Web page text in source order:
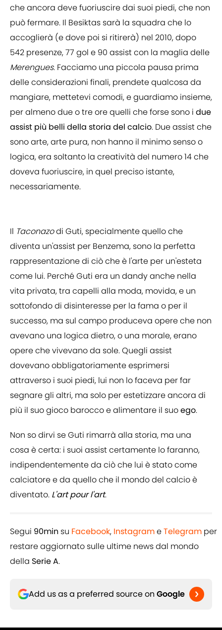
che ancora deve fuoriuscire dai suoi piedi, che non
può fermare. Il Besiktas sarà la squadra che lo
accoglierà (e dove poi si ritirerà) nel 2010, dopo
542 presenze, 77 gol e 90 assist con la maglia delle
Merengues. Facciamo una piccola pausa prima
delle considerazioni finali, prendete qualcosa da
mangiare, mettetevi comodi, e guardiamo insieme,
per almeno due o tre ore quelli che forse sono i due
assist più belli della storia del calcio. Due assist che
sono arte, arte pura, non hanno il minimo senso o
logica, era soltanto la creatività del numero 14 che
doveva fuoriuscire, in quel preciso istante,
necessariamente.
Il Taconazodi Guti, specialmente quello che
diventa un'assist per Benzema, sono la perfetta
rappresentazione di ciò che è l'arte per un'esteta
come lui. Perché Guti era un dandy anche nella
vita privata, tra capelli alla moda, movida, e un
sottofondo di disinteresse per la fama o per il
successo, ma sul campo produceva opere che non
avevano una logica dietro, o una morale, erano
opere che vivevano da sole. Quegli assist
dovevano obbligatoriamente esprimersi
attraverso i suoi piedi, lui non lo faceva per far
segnare gli altri, ma solo per estetizzare ancora di
più il suo gioco barocco e alimentare il suoego.
Non so dirvi se Guti rimarrà alla storia, ma una
cosa è certa: i suoi assist certamente lo faranno,
indipendentemente da ciò che lui è stato come
calciatore e da quello che il mondo del calcio è
diventato. L'art pour l'art.
Segui 90min su Facebook, InstagrameTelegram per
restare aggiornato sulle ultime news dal mondo
della Serie A.
Add us as a preferred source on Google